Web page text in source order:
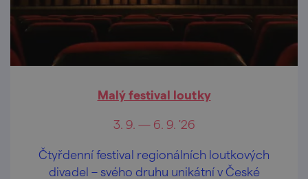
Malý festival loutky
3. 9. — 6. 9. '26
Čtyřdenní festival regionálních loutkových
divadel – svého druhu unikátní v České